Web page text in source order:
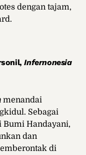
dengan tajam,
Infernonesia
menandai
Sebagai
Bumi Handayani,
dan
di